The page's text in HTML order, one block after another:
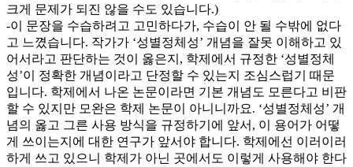
크게 문제가 되진 않을 수도 있습니다.)
-이 문장을 수습하려고 고민하다가, 수습이 안 될 수밖에 없다
고 느꼈습니다. 작가가 ‘성별정체성’ 개념을 잘못 이해하고 있
어서라고 판단하는 것이 옳은지, 학제에서 규정한 ‘성별정체
성’이 정확한 개념이라고 단정할 수 있는지 조심스럽기 때문
입니다. 학제에서 나온 논문이라면 기본 개념도 모른다고 비판
할 수 있지만 모완은 학제 논문이 아니니까요. ‘성별정체성’ 개
념의 옳고 그른 사용 방식을 규정하기에 앞서, 이 용어가 어떻
게 쓰이는지에 대한 연구가 앞서야 합니다. 학제에선 이러이러
하게 쓰고 있으니 학제가 아닌 곳에서도 이렇게 사용해야 한다